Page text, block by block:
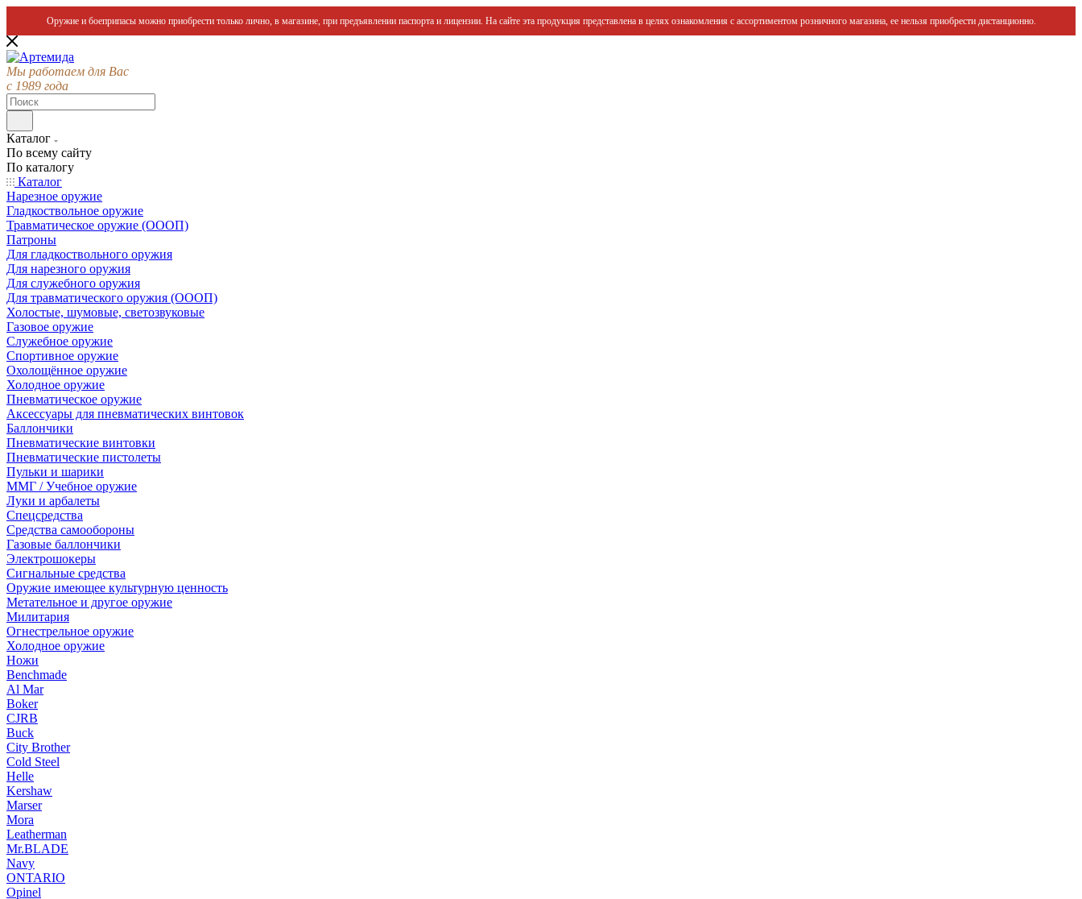
Оружие и боеприпасы можно приобрести только лично, в магазине, при предъявлении паспорта и лицензии. На сайте эта продукция представлена в целях ознакомления с ассортиментом розничного магазина, ее нельзя приобрести дистанционно.
Мы работаем для Вас
с 1989 года
Каталог
По всему сайту
По каталогу
Каталог
Нарезное оружие
Гладкоствольное оружие
Травматическое оружие (ОООП)
Патроны
Для гладкоствольного оружия
Для нарезного оружия
Для служебного оружия
Для травматического оружия (ОООП)
Холостые, шумовые, светозвуковые
Газовое оружие
Служебное оружие
Спортивное оружие
Охолощённое оружие
Холодное оружие
Пневматическое оружие
Аксессуары для пневматических винтовок
Баллончики
Пневматические винтовки
Пневматические пистолеты
Пульки и шарики
ММГ / Учебное оружие
Луки и арбалеты
Спецсредства
Средства самообороны
Газовые баллончики
Электрошокеры
Сигнальные средства
Оружие имеющее культурную ценность
Метательное и другое оружие
Милитария
Огнестрельное оружие
Холодное оружие
Ножи
Benchmade
Al Mar
Boker
CJRB
Buck
City Brother
Cold Steel
Helle
Kershaw
Marser
Mora
Leatherman
Mr.BLADE
Navy
ONTARIO
Opinel